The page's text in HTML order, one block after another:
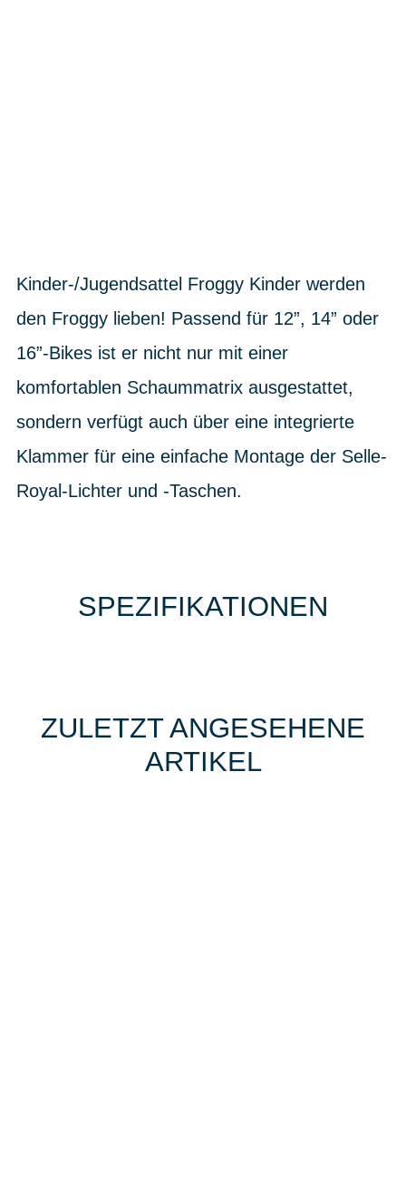
Kinder-/Jugendsattel Froggy Kinder werden
den Froggy lieben! Passend für 12”, 14” oder
16”-Bikes ist er nicht nur mit einer
komfortablen Schaummatrix ausgestattet,
sondern verfügt auch über eine integrierte
Klammer für eine einfache Montage der Selle-
Royal-Lichter und -Taschen.
SPEZIFIKATIONEN
ZULETZT ANGESEHENE
ARTIKEL